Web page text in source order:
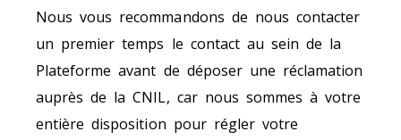
Nous vous recommandons de nous contacter
un premier temps le contact au sein de la
Plateforme avant de déposer une réclamation
auprès de la CNIL, car nous sommes à votre
entière disposition pour régler votre